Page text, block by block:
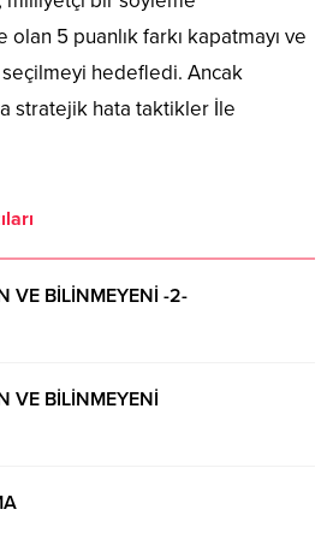
5 puanlık farkı kapatmayı ve
hedefledi. Ancak
stratejik hata taktikler İle
VE BİLİNMEYENİ -2-
VE BİLİNMEYENİ